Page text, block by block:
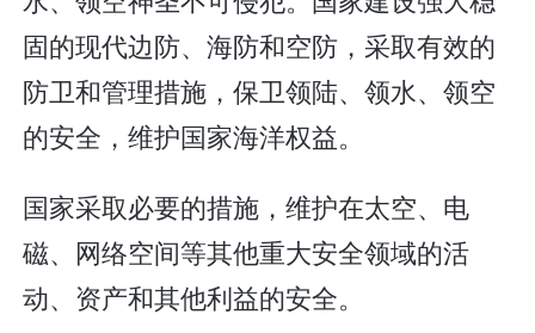
固的现代边防、海防和空防，采取有效的
防卫和管理措施，保卫领陆、领水、领空
的安全，维护国家海洋权益。
国家采取必要的措施，维护在太空、电
磁、网络空间等其他重大安全领域的活
动、资产和其他利益的安全。